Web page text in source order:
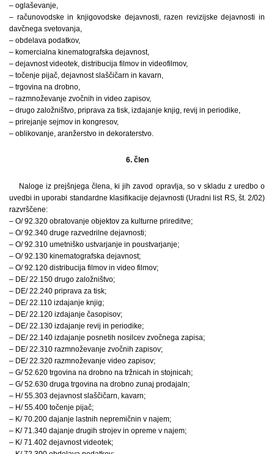
– oglaševanje,
– računovodske in knjigovodske dejavnosti, razen revizijske dejavnosti in
davčnega svetovanja,
– obdelava podatkov,
– komercialna kinematografska dejavnost,
– dejavnost videotek, distribucija filmov in videofilmov,
– točenje pijač, dejavnost slaščičarn in kavarn,
– trgovina na drobno,
– razmnoževanje zvočnih in video zapisov,
– drugo založništvo, priprava za tisk, izdajanje knjig, revij in periodike,
– prirejanje sejmov in kongresov,
– oblikovanje, aranžerstvo in dekoraterstvo.
6. člen
Naloge iz prejšnjega člena, ki jih zavod opravlja, so v skladu z uredbo o
uvedbi in uporabi standardne klasifikacije dejavnosti (Uradni list RS, št. 2/02)
razvrščene:
– O/ 92.320 obratovanje objektov za kulturne prireditve;
– O/ 92.340 druge razvedrilne dejavnosti;
– O/ 92.310 umetniško ustvarjanje in poustvarjanje;
– O/ 92.130 kinematografska dejavnost;
– O/ 92.120 distribucija filmov in video filmov;
– DE/ 22.150 drugo založništvo;
– DE/ 22.240 priprava za tisk;
– DE/ 22.110 izdajanje knjig;
– DE/ 22.120 izdajanje časopisov;
– DE/ 22.130 izdajanje revij in periodike;
– DE/ 22.140 izdajanje posnetih nosilcev zvočnega zapisa;
– DE/ 22.310 razmnoževanje zvočnih zapisov;
– DE/ 22.320 razmnoževanje video zapisov;
– G/ 52.620 trgovina na drobno na tržnicah in stojnicah;
– G/ 52.630 druga trgovina na drobno zunaj prodajaln;
– H/ 55.303 dejavnost slaščičarn, kavarn;
– H/ 55.400 točenje pijač;
– K/ 70.200 dajanje lastnih nepremičnin v najem;
– K/ 71.340 dajanje drugih strojev in opreme v najem;
– K/ 71.402 dejavnost videotek;